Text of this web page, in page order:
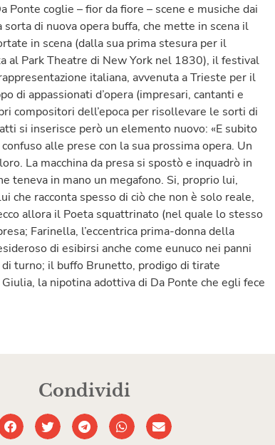
Ponte coglie – fior da fiore – scene e musiche dai
di nuova opera buffa, che mette in scena il
in scena (dalla sua prima stesura per il
al Park Theatre di New York nel 1830), il festival
italiana, avvenuta a Trieste per il
di appassionati d’opera (impresari, cantanti e
compositori dell’epoca per risollevare le sorti di
si inserisce però un elemento nuovo: «E subito
alle prese con la sua prossima opera. Un
La macchina da presa si spostò e inquadrò in
teneva in mano un megafono. Si, proprio lui,
che racconta spesso di ciò che non è solo reale,
allora il Poeta squattrinato (nel quale lo stesso
Farinella, l’eccentrica prima-donna della
di esibirsi anche come eunuco nei panni
turno; il buffo Brunetto, prodigo di tirate
la nipotina adottiva di Da Ponte che egli fece
Condividi